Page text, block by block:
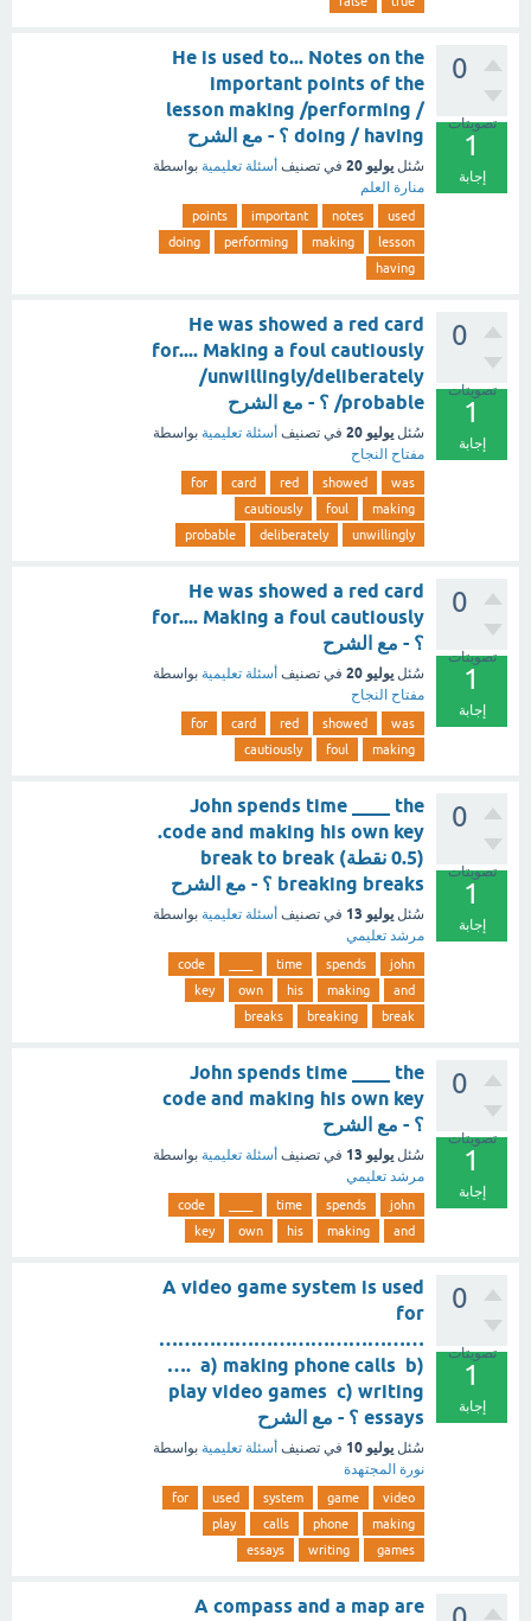
0
تصويتات
1
إجابة
He is used to... Notes on the
important points of the
lesson making /performing /
doing / having ؟ - مع الشرح
سُئل يوليو 20 في تصنيف أسئلة تعليمية بواسطة
منارة العلم
used
notes
important
points
lesson
making
performing
doing
having
0
تصويتات
1
إجابة
He was showed a red card
for.... Making a foul cautiously
/unwillingly/deliberately
/probable ؟ - مع الشرح
سُئل يوليو 20 في تصنيف أسئلة تعليمية بواسطة
مفتاح النجاح
was
showed
red
card
for
making
foul
cautiously
unwillingly
deliberately
probable
0
تصويتات
1
إجابة
He was showed a red card
for.... Making a foul cautiously
؟ - مع الشرح
سُئل يوليو 20 في تصنيف أسئلة تعليمية بواسطة
مفتاح النجاح
was
showed
red
card
for
making
foul
cautiously
0
تصويتات
1
إجابة
John spends time ____ the
code and making his own key.
(0.5 نقطة) break to break
breaking breaks ؟ - مع الشرح
سُئل يوليو 13 في تصنيف أسئلة تعليمية بواسطة
مرشد تعليمي
john
spends
time
code
and
making
his
own
key
break
breaking
breaks
0
تصويتات
1
إجابة
John spends time ____ the
code and making his own key
؟ - مع الشرح
سُئل يوليو 13 في تصنيف أسئلة تعليمية بواسطة
مرشد تعليمي
john
spends
time
code
and
making
his
own
key
0
تصويتات
1
إجابة
A video game system is used
for
……………………………………
…. a) making phone calls b)
play video games c) writing
essays ؟ - مع الشرح
سُئل يوليو 10 في تصنيف أسئلة تعليمية بواسطة
نورة المجتهدة
video
game
system
used
for
making
phone
calls
play
games
writing
essays
A compass and a map are